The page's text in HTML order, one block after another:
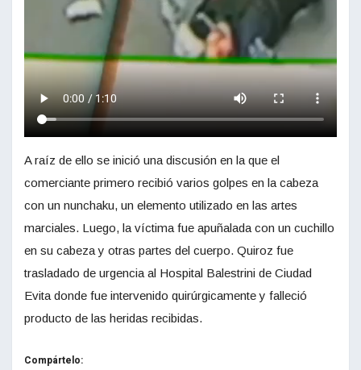
A raíz de ello se inició una discusión en la que el
comerciante primero recibió varios golpes en la cabeza
con un nunchaku, un elemento utilizado en las artes
marciales. Luego, la víctima fue apuñalada con un cuchillo
en su cabeza y otras partes del cuerpo. Quiroz fue
trasladado de urgencia al Hospital Balestrini de Ciudad
Evita donde fue intervenido quirúrgicamente y falleció
producto de las heridas recibidas.
Compártelo: